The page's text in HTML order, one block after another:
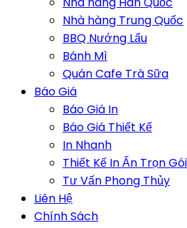
Nhà hàng Trung Quốc
BBQ Nướng Lẩu
Bánh Mì
Quán Cafe Trà Sữa
Báo Giá
Báo Giá In
Báo Giá Thiết Kế
In Nhanh
Thiết Kế In Ấn Trọn Gói
Tư Vấn Phong Thủy
Liên Hệ
Chính Sách